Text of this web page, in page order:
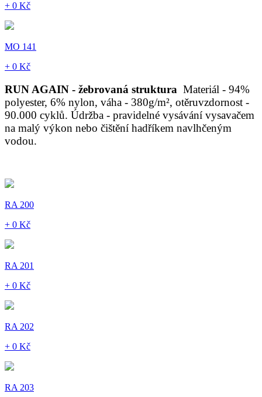
+ 0 Kč
MO 141
+ 0 Kč
RUN AGAIN - žebrovaná struktura Materiál - 94%
polyester, 6% nylon, váha - 380g/m², otěruvzdornost -
90.000 cyklů. Údržba - pravidelné vysávání vysavačem
na malý výkon nebo čištění hadříkem navlhčeným
vodou.
RA 200
+ 0 Kč
RA 201
+ 0 Kč
RA 202
+ 0 Kč
RA 203